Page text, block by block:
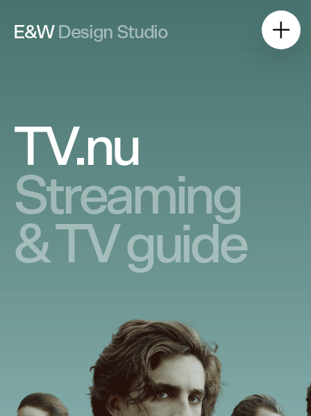
E&W Design Studio
TV.nu
Streaming
& TV guide